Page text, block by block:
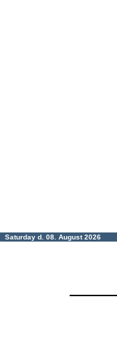
Saturday d. 08. August 2026